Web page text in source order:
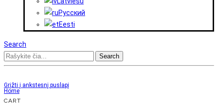
Русский
Eesti
Search
Search
Grįžti į ankstesnį puslapį
Home
CART